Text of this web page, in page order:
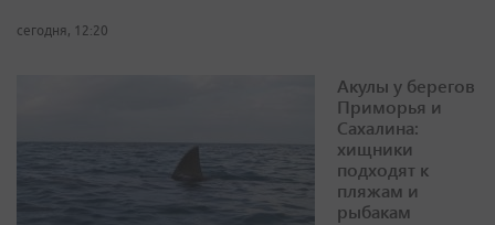
сегодня, 12:20
Акулы у берегов
Приморья и
Сахалина:
хищники
подходят к
пляжам и
рыбакам